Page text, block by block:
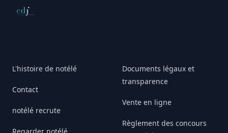
Conseil de déontologie journalistique
L'histoire de notélé
Contact
notélé recrute
Documents légaux et
transparence
Vente en ligne
Règlement des concours